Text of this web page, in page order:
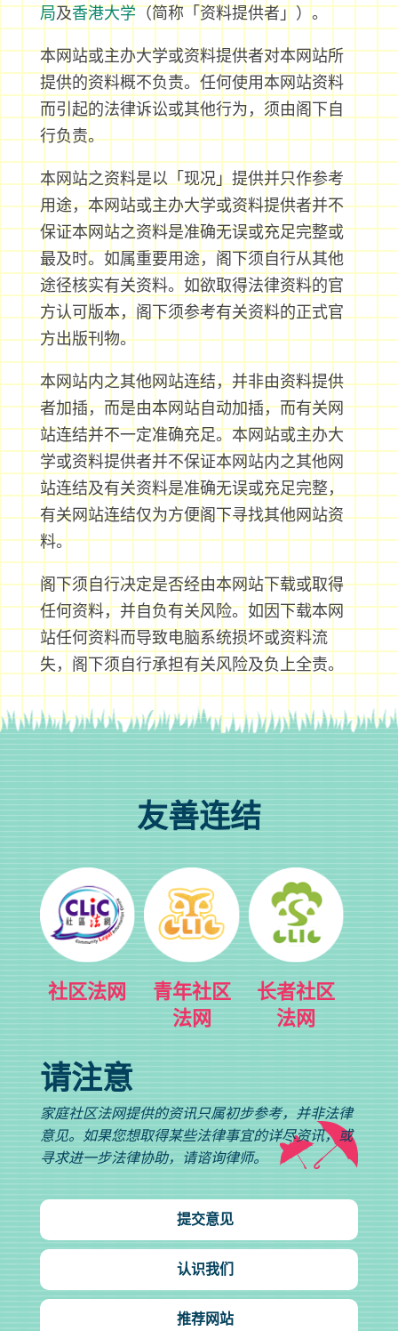
局及香港大学 （简称「资料提供者」）。
本网站或主办大学或资料提供者对本网站所
提供的资料概不负责。任何使用本网站资料
而引起的法律诉讼或其他行为，须由阁下自
行负责。
本网站之资料是以「现况」提供并只作参考
用途，本网站或主办大学或资料提供者并不
保证本网站之资料是准确无误或充足完整或
最及时。如属重要用途，阁下须自行从其他
途径核实有关资料。如欲取得法律资料的官
方认可版本，阁下须参考有关资料的正式官
方出版刊物。
本网站内之其他网站连结，并非由资料提供
者加插，而是由本网站自动加插，而有关网
站连结并不一定准确充足。本网站或主办大
学或资料提供者并不保证本网站内之其他网
站连结及有关资料是准确无误或充足完整，
有关网站连结仅为方便阁下寻找其他网站资
料。
阁下须自行决定是否经由本网站下载或取得
任何资料，并自负有关风险。如因下载本网
站任何资料而导致电脑系统损坏或资料流
失，阁下须自行承担有关风险及负上全责。
友善连结
社区法网
青年社区
法网
长者社区
法网
请注意
家庭社区法网提供的资讯只属初步参考，并非法律
意见。如果您想取得某些法律事宜的详尽资讯，或
寻求进一步法律协助，请谘询律师。
提交意见
认识我们
推荐网站